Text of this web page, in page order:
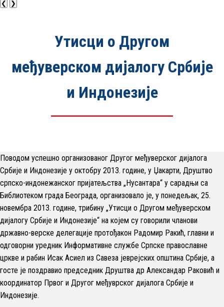
❮ ❯
Утисци о Другом
међуверском дијалогу Србије
и Индонезије
Поводом успешно организованог Другог међуверског дијалога
Србије и Индонезије у октобру 2013. године, у Џакарти, Друштво
српско-индонежанског пријатељства „Нусантара“ у сарадњи са
Библиотеком града Београда, организовало је, у понедељак, 25.
новембра 2013. године, трибину „Утисци о Другом међуверском
дијалогу Србије и Индонезије“ на којем су говорили чланови
државно-верске делегације протођакон Радомир Ракић, главни и
одговорни уредник Информативне службе Српске православне
цркве и рабин Исак Асиел из Савеза јеврејских општина Србије, а
госте је поздравио председник Друштва др Александар Раковић и
координатор Првог и Другог међуврског дијалога Србије и
Индонезије.